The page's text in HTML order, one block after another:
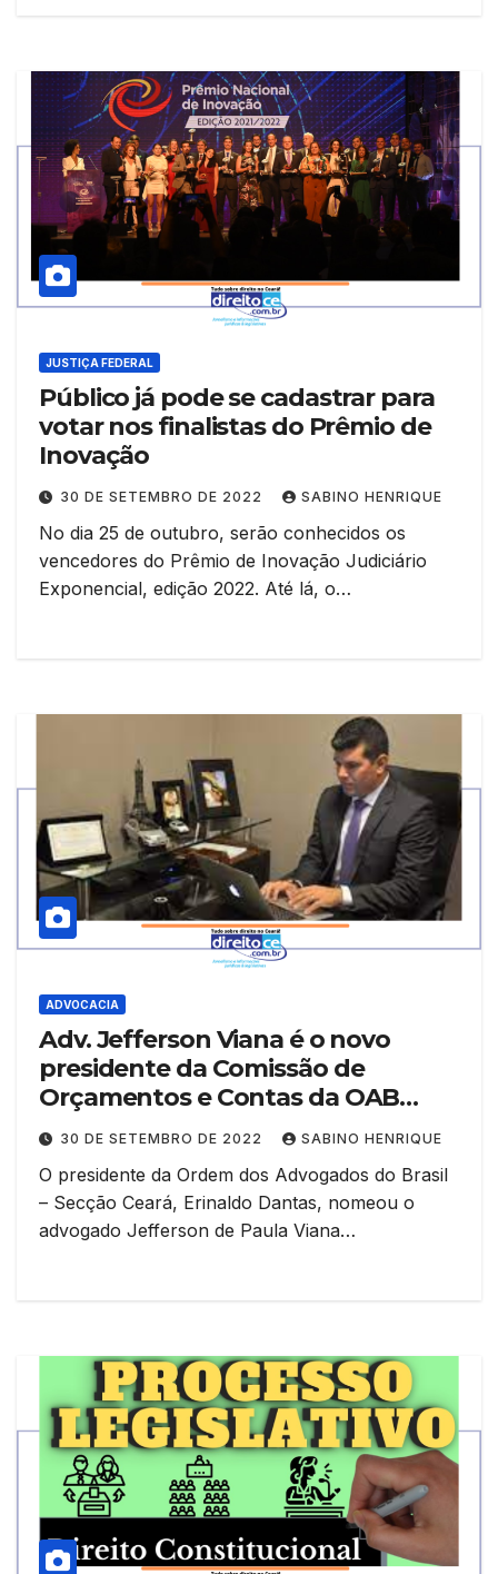
JUSTIÇA FEDERAL
Público já pode se cadastrar para
votar nos finalistas do Prêmio de
Inovação
30 DE SETEMBRO DE 2022 SABINO HENRIQUE
No dia 25 de outubro, serão conhecidos os
vencedores do Prêmio de Inovação Judiciário
Exponencial, edição 2022. Até lá, o…
ADVOCACIA
Adv. Jefferson Viana é o novo
presidente da Comissão de
Orçamentos e Contas da OAB
Ceará
30 DE SETEMBRO DE 2022 SABINO HENRIQUE
O presidente da Ordem dos Advogados do Brasil
– Secção Ceará, Erinaldo Dantas, nomeou o
advogado Jefferson de Paula Viana…